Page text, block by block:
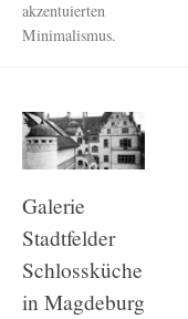
akzentuierten
Minimalismus.
Galerie
Stadtfelder
Schlossküche
in Magdeburg